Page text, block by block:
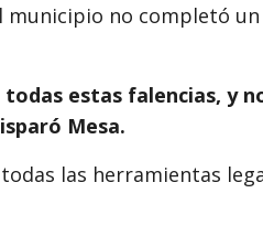
municipio no completó
estas falencias, y
Mesa.
las herramientas